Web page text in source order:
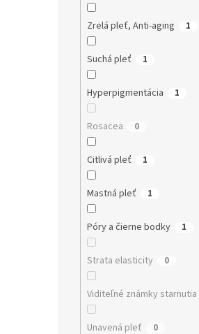
Zrelá pleť, Anti-aging 1
Suchá pleť 1
Hyperpigmentácia 1
Rosacea 0
Citlivá pleť 1
Mastná pleť 1
Póry a čierne bodky 1
Strata elasticity 0
Viditeľné známky starnutia
Unavená pleť 0